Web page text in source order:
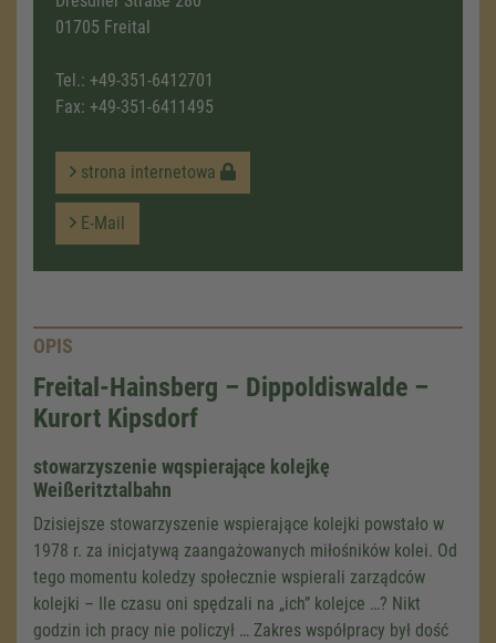
01705 Freital
Tel.: +49-351-6412701
Fax: +49-351-6411495
strona internetowa
E-Mail
OPIS
Freital-Hainsberg – Dippoldiswalde –
Kurort Kipsdorf
stowarzyszenie wqspierające kolejkę
Weißeritztalbahn
Dzisiejsze stowarzyszenie wspierające kolejki powstało w
1978 r. za inicjatywą zaangażowanych miłośników kolei. Od
tego momentu koledzy społecznie wspierali zarządców
kolejki – Ile czasu oni spędzali na „ich” kolejce …? Nikt
godzin ich pracy nie policzył … Zakres współpracy był dość